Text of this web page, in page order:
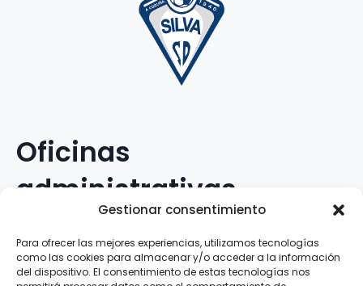
Gestionar consentimiento
Para ofrecer las mejores experiencias, utilizamos tecnologías
como las cookies para almacenar y/o acceder a la información
del dispositivo. El consentimiento de estas tecnologías nos
Oficinas
administrativas
Avenida Galileo Galilei, 12
15.008 · A Coruña · España